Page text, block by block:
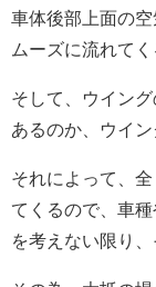
車体後部上面の
ムーズに流れてく
そして、ウイン
あるのか、ウイ
それによって、
てくるので、車
を考えない限り